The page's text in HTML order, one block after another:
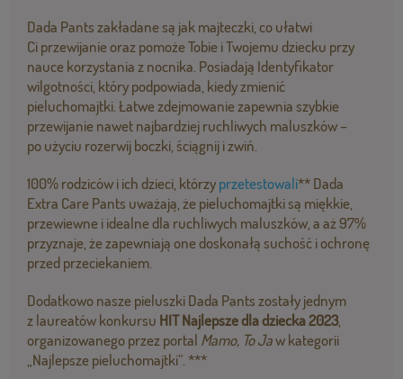
Dada Pants zakładane są jak majteczki, co ułatwi
Ci przewijanie oraz pomoże Tobie i Twojemu dziecku przy
nauce korzystania z nocnika. Posiadają Identyfikator
wilgotności, który podpowiada, kiedy zmienić
pieluchomajtki. Łatwe zdejmowanie zapewnia szybkie
przewijanie nawet najbardziej ruchliwych maluszków –
po użyciu rozerwij boczki, ściągnij i zwiń.
100% rodziców i ich dzieci, którzyprzetestowali** Dada
Extra Care Pants uważają, że pieluchomajtki są miękkie,
przewiewne i idealne dla ruchliwych maluszków, a aż 97%
przyznaje, że zapewniają one doskonałą suchość i ochronę
przed przeciekaniem.
Dodatkowo nasze pieluszki Dada Pants zostały jednym
z laureatów konkursu HIT Najlepsze dla dziecka 2023,
organizowanego przez portal Mamo, To Jaw kategorii
„Najlepsze pieluchomajtki”. ***